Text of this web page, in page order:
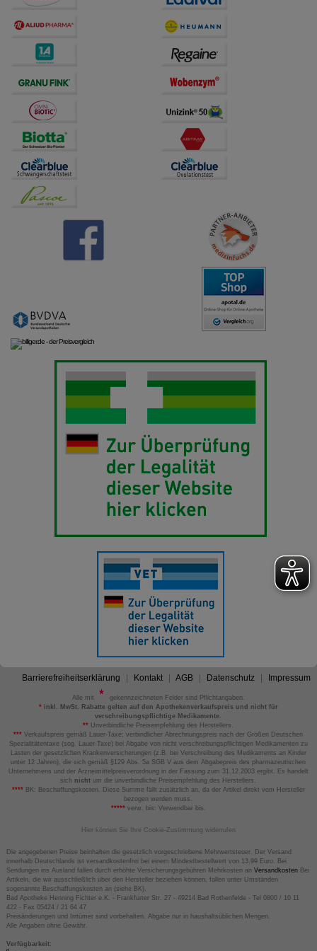
Barrierefreiheitserklärung Kontakt AGB Datenschutz Impressum
Alle mit
gekennzeichneten Felder sind Pflichtangaben.
*inkl. MwSt. Rabatte gelten auf den Apothekenverkaufspreis und nicht für
verschreibungspflichtige Medikamente.
** Unverbindliche Preisempfehlung des Herstellers.
*** Verkaufspreis gemäß Lauer-Taxe; verbindlicher Abrechnungspreis nach der Großen Deutschen
Spezialitätentaxe (sog. Lauer-Taxe) bei Abgabe von nicht verschreibungspflichtigen Medikamenten zu
Lasten der gesetzlichen Krankenversicherungen (z.B. bei Verschreibung des Medikaments an Kinder
unter 12 Jahren), die sich gemäß §129 Abs. 5a SGB V aus dem Abgabepreis des pharmazeutischen
Unternehmens und der Arzneimittelpreisverordnung in der Fassung zum 31.12.2003 ergibt. Es handelt
sich nicht um die unverbindliche Preisempfehlung des Herstellers.
****BK: Beschaffungskosten. Diese Summe fällt zusätzlich an, da der Artikel direkt vom Hersteller
bezogen werden muss.
*****verw. bis: Verwendbar bis.
Hier können Sie Ihre Cookie-Zustimmung widerrufen
Die angegebenen Preise beinhalten die gesetzlich vorgeschriebene Mehrwertsteuer. Der Versand
innerhalb Deutschlands ist versandkostenfrei bei einem Mindestbestellwert von 13,99 Euro. Bei
Sendungen ins Ausland fallen durch erhöhte Versicherungsgebühren Mehrkosten an VersandkostenBei
Artikeln, die wir ausschließlich über den Hersteller beziehen können, fallen unter Umständen
sogenannte Beschaffungskosten an (siehe BK).
Bad Apotheke Henning Fichter e.K. - Frankfurter Str. 27 - 49214 Bad Rothenfelde - Tel 0800 / 10 11
422 - Fax 05424 / 21 64 47
Preisänderungen und Irrtümer sind vorbehalten. Abgabe nur in haushaltsüblichen Mengen.
Alle Angaben ohne Gewähr.
Verfügbarkeit: